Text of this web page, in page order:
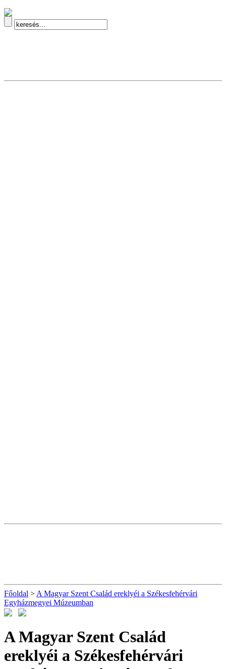
Főoldal > A Magyar Szent Család ereklyéi a Székesfehérvári
Egyházmegyei Múzeumban
A Magyar Szent Család
ereklyéi a Székesfehérvári